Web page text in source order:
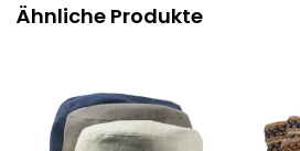
können
auf
Ähnliche Produkte